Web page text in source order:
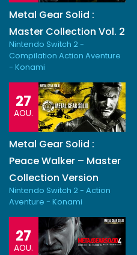
Metal Gear Solid :
Master Collection Vol. 2
Nintendo Switch 2 -
Compilation Action Aventure
- Konami
27
AOU.
Metal Gear Solid :
Peace Walker – Master
Collection Version
Nintendo Switch 2 - Action
Aventure - Konami
27
AOU.